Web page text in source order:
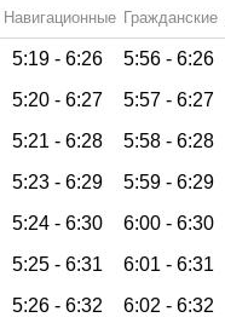
Навигационные Гражданские
5:19 - 6:26 5:56 - 6:26
5:20 - 6:27 5:57 - 6:27
5:21 - 6:28 5:58 - 6:28
5:23 - 6:29 5:59 - 6:29
5:24 - 6:30 6:00 - 6:30
5:25 - 6:31 6:01 - 6:31
5:26 - 6:32 6:02 - 6:32